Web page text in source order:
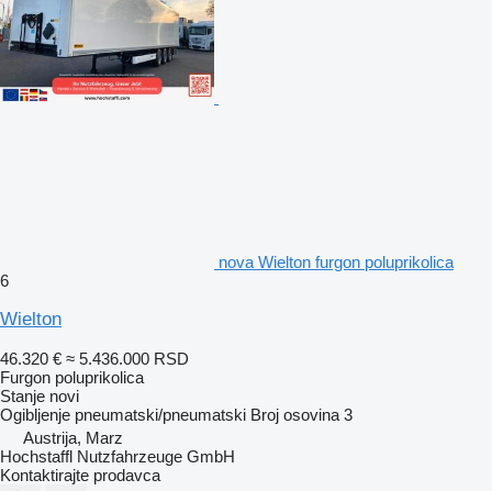
nova Wielton furgon poluprikolica
6
Wielton
46.320 € ≈ 5.436.000 RSD
Furgon poluprikolica
Stanje novi
Ogibljenje pneumatski/pneumatski Broj osovina 3
Austrija, Marz
Hochstaffl Nutzfahrzeuge GmbH
Kontaktirajte prodavca